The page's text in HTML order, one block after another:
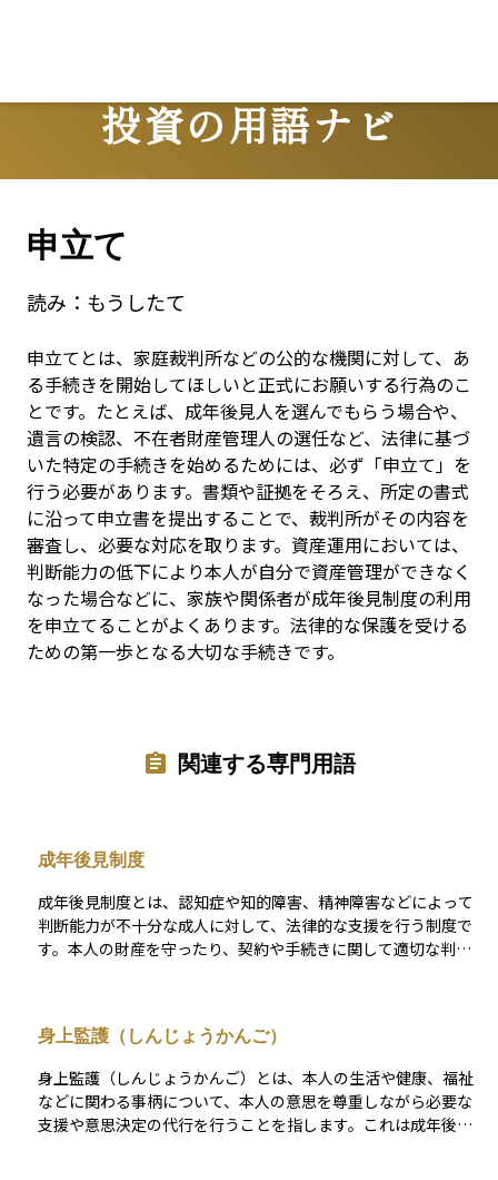
投資の用語ナビ
Terms
申立て
読み： もうしたて
申立てとは、家庭裁判所などの公的な機関に対して、あ
る手続きを開始してほしいと正式にお願いする行為のこ
とです。たとえば、成年後見人を選んでもらう場合や、
遺言の検認、不在者財産管理人の選任など、法律に基づ
いた特定の手続きを始めるためには、必ず「申立て」を
行う必要があります。書類や証拠をそろえ、所定の書式
に沿って申立書を提出することで、裁判所がその内容を
審査し、必要な対応を取ります。資産運用においては、
判断能力の低下により本人が自分で資産管理ができなく
なった場合などに、家族や関係者が成年後見制度の利用
を申立てることがよくあります。法律的な保護を受ける
ための第一歩となる大切な手続きです。
関連する専門用語
成年後見制度
成年後見制度とは、認知症や知的障害、精神障害などによって
判断能力が不十分な成人に対して、法律的な支援を行う制度で
す。本人の財産を守ったり、契約や手続きに関して適切な判断
判断能力の程度に応じて支援のレベルが異なります。また、将
来の備えとして判断能力があるうちに信頼できる人と契約を結
んでおく「任意後見制度」もあります。成年後見制度は、高齢
化が進む社会において、安心して生活し続けるための法的イン
フラとして重要な役割を果たしており、資産管理や相続、医
身上監護（しんじょうかんご）
身上監護（しんじょうかんご）とは、本人の生活や健康、福祉
などに関わる事柄について、本人の意思を尊重しながら必要な
支援や意思決定の代行を行うことを指します。これは成年後見